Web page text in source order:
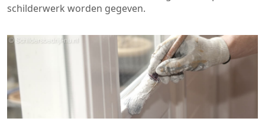
schilderwerk worden gegeven.